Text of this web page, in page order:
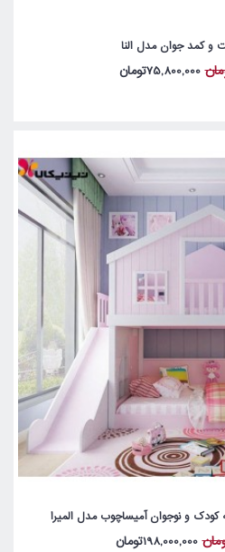
کمد جوان مدل النا
75,800,000تومان
و نوجوان آمیساچوب مدل المیرا
198,000,000تومان